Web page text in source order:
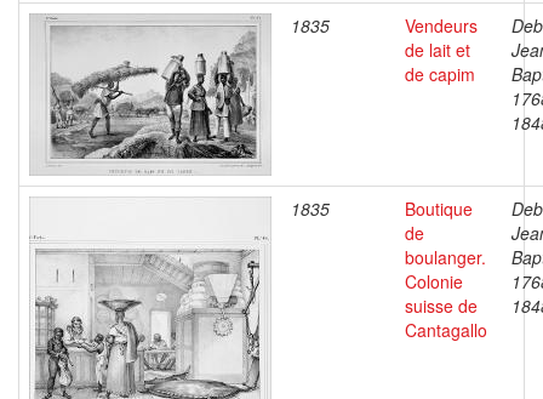
1835
Vendeurs
de lait et
de capim
1835
Boutique
de
boulanger.
Colonie
suisse de
Cantagallo